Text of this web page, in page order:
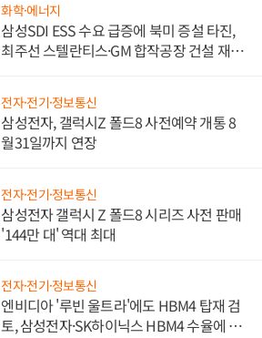
화학·에너지
삼성SDI ESS 수요 급증에 북미 증설 타진,
최주선 스텔란티스·GM 합작공장 건설 재추
전자·전기·정보통신
삼성전자, 갤럭시Z 폴드8 사전예약 개통 8
월31일까지 연장
전자·전기·정보통신
삼성전자 갤럭시 Z 폴드8 시리즈 사전 판매
'144만 대' 역대 최대
전자·전기·정보통신
엔비디아 '루빈 울트라'에도 HBM4 탑재 검
토, 삼성전자·SK하이닉스 HBM4 수율에 주